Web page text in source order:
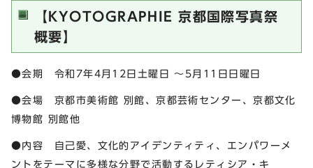
【KYOTOGRAPHIE 京都国際写真祭
概要】
●会期 令和7年4月12日土曜日 ～5月11日日曜日
●会場 京都市美術館 別館、京都芸術センター、京都文化
博物館 別館他
●内容 自己愛、文化的アイデンティティ、エンパワーメ
ントをテーマに多様な分野で活動するレティシア・キ